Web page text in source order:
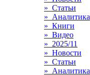
» Статьи
» Аналитика
» Книги
» Видео
» 2025/11
» Новости
» Статьи
» Аналитика